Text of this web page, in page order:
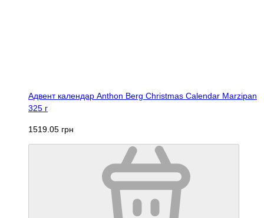
Адвент календар Anthon Berg Christmas Calendar Marzipan
325 г
1519.05 грн